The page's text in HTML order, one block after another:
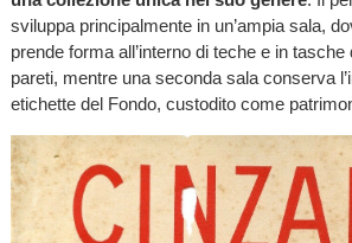
sviluppa principalmente in un’ampia sala,
prende forma all’interno di teche e in
pareti, mentre una seconda sala conserva
etichette del Fondo, custodito come